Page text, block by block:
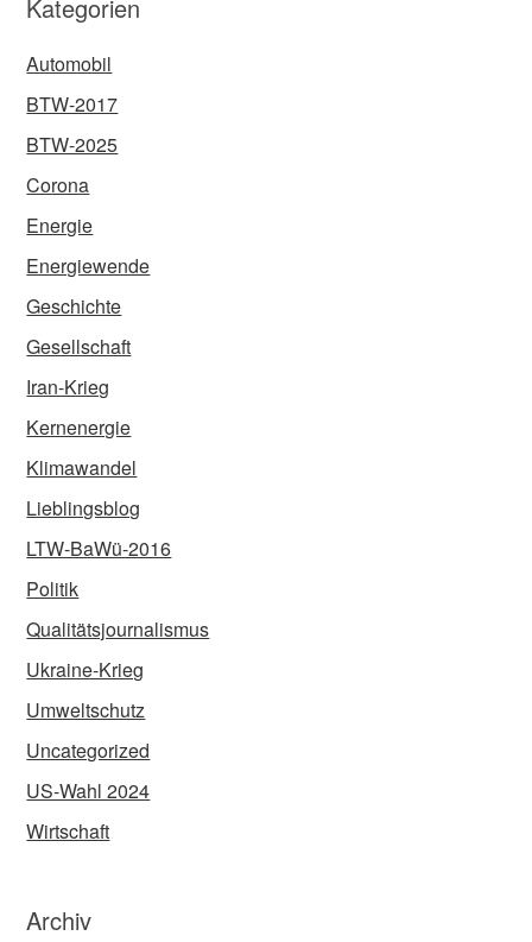
Kategorien
Automobil
BTW-2017
BTW-2025
Corona
Energie
Energiewende
Geschichte
Gesellschaft
Iran-Krieg
Kernenergie
Klimawandel
Lieblingsblog
LTW-BaWü-2016
Politik
Qualitätsjournalismus
Ukraine-Krieg
Umweltschutz
Uncategorized
US-Wahl 2024
Wirtschaft
Archiv